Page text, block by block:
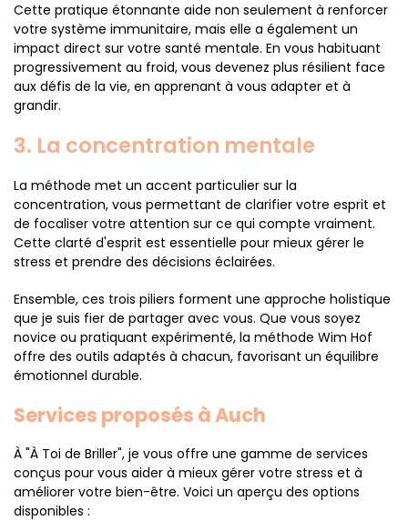
Cette pratique étonnante aide non seulement à renforcer
votre système immunitaire, mais elle a également un
impact direct sur votre santé mentale. En vous habituant
progressivement au froid, vous devenez plus résilient face
aux défis de la vie, en apprenant à vous adapter et à
grandir.
3. La concentration mentale
La méthode met un accent particulier sur la
concentration, vous permettant de clarifier votre esprit et
de focaliser votre attention sur ce qui compte vraiment.
Cette clarté d'esprit est essentielle pour mieux gérer le
stress et prendre des décisions éclairées.
Ensemble, ces trois piliers forment une approche holistique
que je suis fier de partager avec vous. Que vous soyez
novice ou pratiquant expérimenté, la méthode Wim Hof
offre des outils adaptés à chacun, favorisant un équilibre
émotionnel durable.
Services proposés à Auch
À "À Toi de Briller", je vous offre une gamme de services
conçus pour vous aider à mieux gérer votre stress et à
améliorer votre bien-être. Voici un aperçu des options
disponibles :